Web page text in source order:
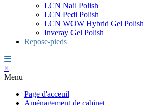
LCN Nail Polish
LCN Pedi Polish
LCN WOW Hybrid Gel Polish
Inveray Gel Polish
Repose-pieds
×
Menu
Page d'acceuil
Aménagement de cabinet